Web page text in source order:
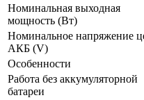
Номинальная выходная
мощность (Вт)
Номинальное напряжение
АКБ (V)
Особенности
Работа без аккумуляторной
батареи